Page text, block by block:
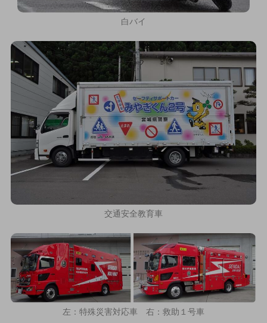
白バイ
交通安全教育車
左：特殊災害対応車 右：救助１号車